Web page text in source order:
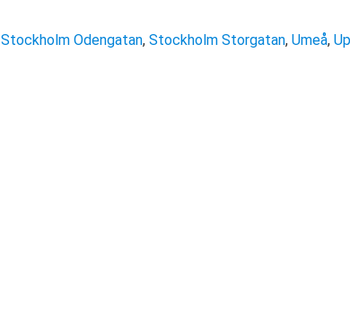
Stockholm Odengatan, Stockholm Storgatan, Umeå,